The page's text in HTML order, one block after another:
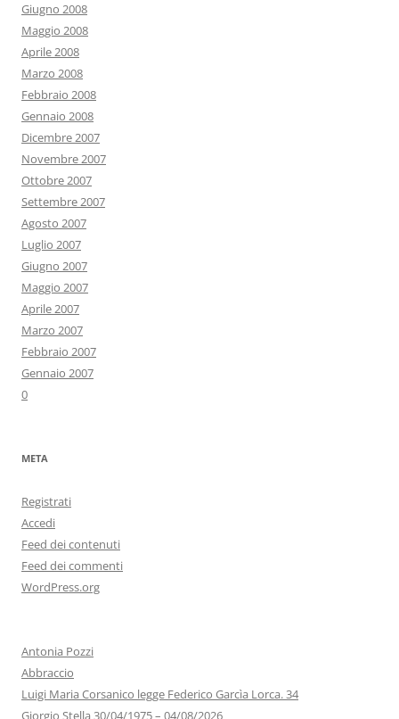
Giugno 2008
Maggio 2008
Aprile 2008
Marzo 2008
Febbraio 2008
Gennaio 2008
Dicembre 2007
Novembre 2007
Ottobre 2007
Settembre 2007
Agosto 2007
Luglio 2007
Giugno 2007
Maggio 2007
Aprile 2007
Marzo 2007
Febbraio 2007
Gennaio 2007
0
META
Registrati
Accedi
Feed dei contenuti
Feed dei commenti
WordPress.org
Antonia Pozzi
Abbraccio
Luigi Maria Corsanico legge Federico Garcìa Lorca. 34